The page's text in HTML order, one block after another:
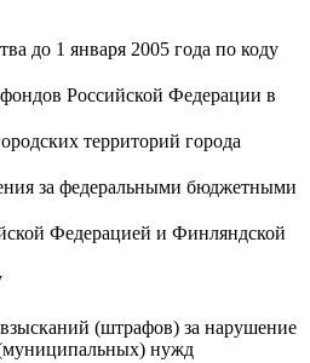
до 1 января 2005 года по коду
Российской Федерации в
территорий города
за федеральными бюджетными
Федерацией и Финляндской
(штрафов) за нарушение
(муниципальных) нужд